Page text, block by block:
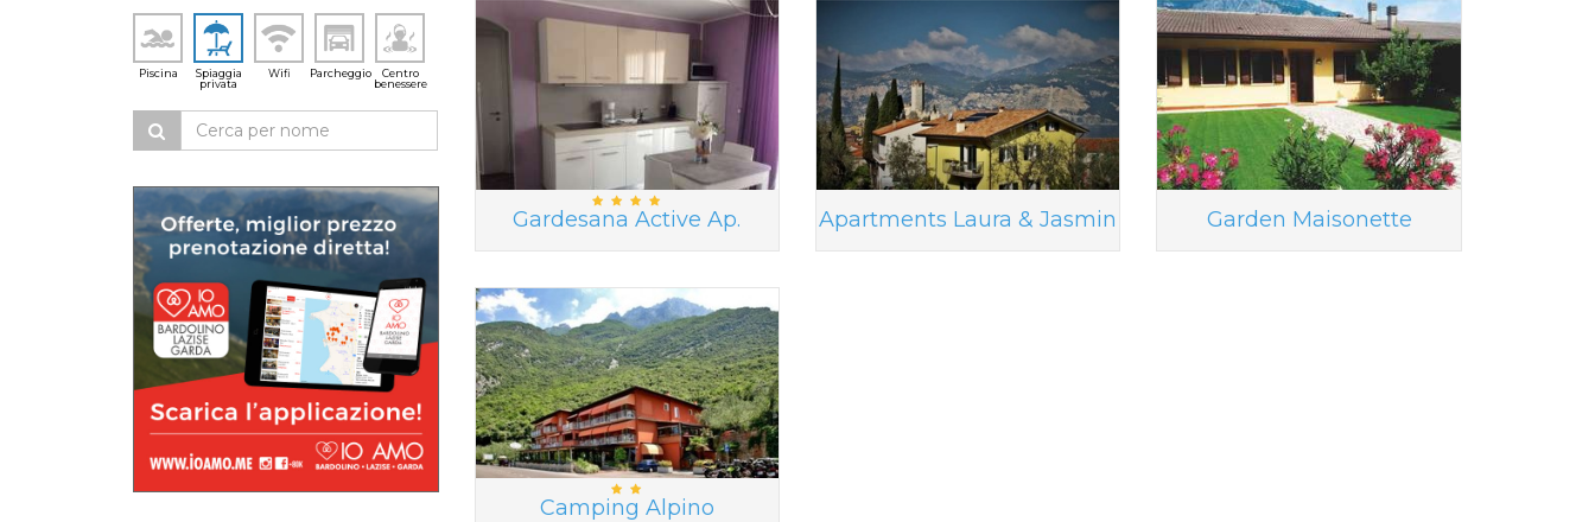
Piscina
Spiaggia
privata
Wifi Parcheggio
Centro
benessere
Gardesana Active Ap. Apartments Laura & Jasmin Garden Maisonette
Camping Alpino